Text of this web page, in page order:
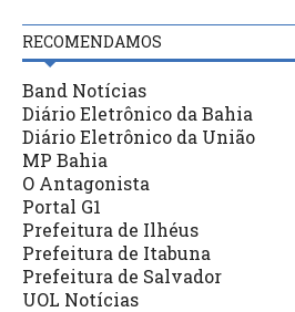
RECOMENDAMOS
Band Notícias
Diário Eletrônico da Bahia
Diário Eletrônico da União
MP Bahia
O Antagonista
Portal G1
Prefeitura de Ilhéus
Prefeitura de Itabuna
Prefeitura de Salvador
UOL Notícias